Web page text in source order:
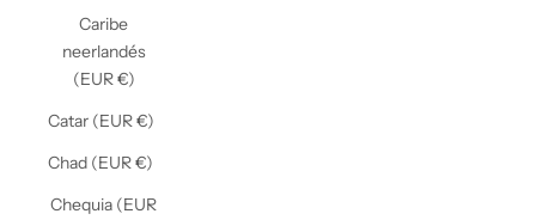
Caribe
neerlandés
(EUR €)
Catar (EUR €)
Chad (EUR €)
Chequia (EUR